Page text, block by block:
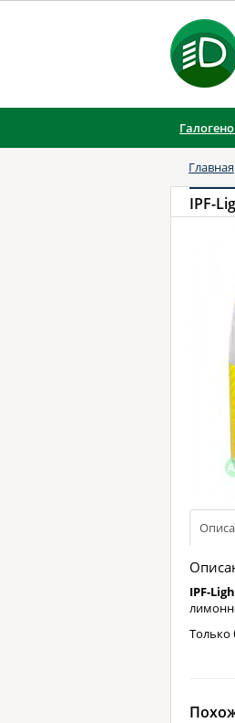
Главная
IPF-
IPF-
Только